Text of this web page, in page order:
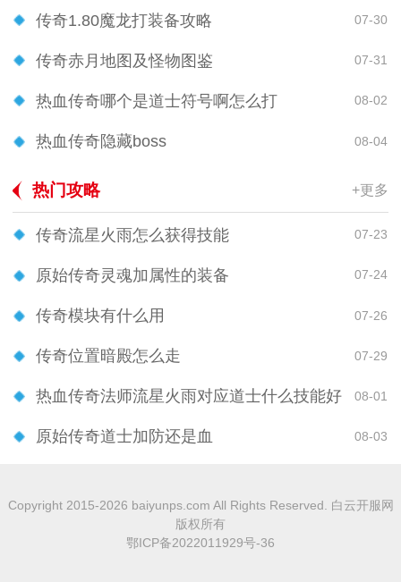
传奇1.80魔龙打装备攻略 07-30
传奇赤月地图及怪物图鉴 07-31
热血传奇哪个是道士符号啊怎么打 08-02
热血传奇隐藏boss 08-04
热门攻略 +更多
传奇流星火雨怎么获得技能 07-23
原始传奇灵魂加属性的装备 07-24
传奇模块有什么用 07-26
传奇位置暗殿怎么走 07-29
热血传奇法师流星火雨对应道士什么技能好 08-01
原始传奇道士加防还是血 08-03
Copyright 2015-2026 baiyunps.com All Rights Reserved. 白云开服网
版权所有
鄂ICP备2022011929号-36